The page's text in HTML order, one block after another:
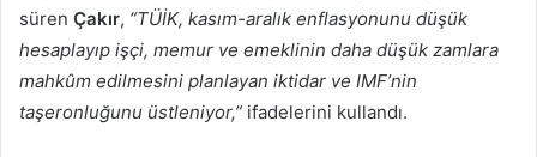
süren Çakır, “TÜİK, kasım-aralık enflasyonunu düşük
hesaplayıp işçi, memur ve emeklinin daha düşük zamlara
mahkûm edilmesini planlayan iktidar ve IMF’nin
taşeronluğunu üstleniyor,” ifadelerini kullandı.